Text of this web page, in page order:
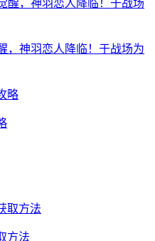
，神羽恋人降临！于战场为
方法